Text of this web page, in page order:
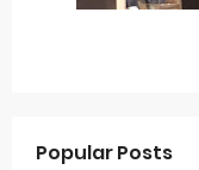
Popular Posts